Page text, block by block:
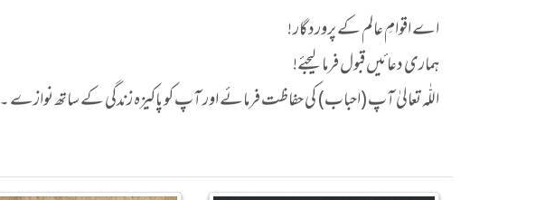
اے اقوامِ عالم کے پروردگار !
ہماری دعائیں قبول فرما لیجئے!
اللّٰہ تعالیٰ آپ (احباب) کی حفاظت فرمائے اور آپ کو پاکیزہ زندگی کے ساتھ نوازے ۔